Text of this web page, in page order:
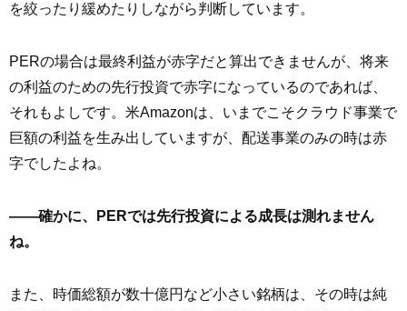
を絞ったり緩めたりしながら判断しています。
PERの場合は最終利益が赤字だと算出できませんが、将来
の利益のための先行投資で赤字になっているのであれば、
それもよしです。米Amazonは、いまでこそクラウド事業で
巨額の利益を生み出していますが、配送事業のみの時は赤
字でしたよね。
――確かに、PERでは先行投資による成長は測れません
ね。
また、時価総額が数十億円など小さい銘柄は、その時は純